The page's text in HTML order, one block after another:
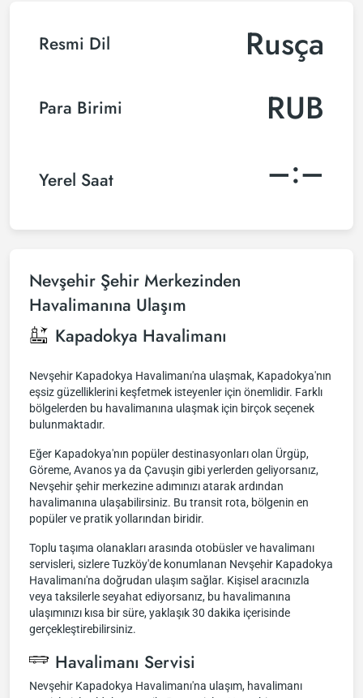
Resmi Dil Rusça
Para Birimi RUB
Yerel Saat –:–
Nevşehir Şehir Merkezinden
Havalimanına Ulaşım
Kapadokya Havalimanı
Nevşehir Kapadokya Havalimanı'na ulaşmak, Kapadokya'nın
eşsiz güzelliklerini keşfetmek isteyenler için önemlidir. Farklı
bölgelerden bu havalimanına ulaşmak için birçok seçenek
bulunmaktadır.
Eğer Kapadokya'nın popüler destinasyonları olan Ürgüp,
Göreme, Avanos ya da Çavuşin gibi yerlerden geliyorsanız,
Nevşehir şehir merkezine adımınızı atarak ardından
havalimanına ulaşabilirsiniz. Bu transit rota, bölgenin en
popüler ve pratik yollarından biridir.
Toplu taşıma olanakları arasında otobüsler ve havalimanı
servisleri, sizlere Tuzköy'de konumlanan Nevşehir Kapadokya
Havalimanı'na doğrudan ulaşım sağlar. Kişisel aracınızla
veya taksilerle seyahat ediyorsanız, bu havalimanına
ulaşımınızı kısa bir süre, yaklaşık 30 dakika içerisinde
gerçekleştirebilirsiniz.
Havalimanı Servisi
Nevşehir Kapadokya Havalimanı'na ulaşım, havalimanı